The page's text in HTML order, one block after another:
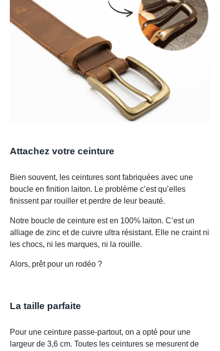
Attachez votre ceinture
Bien souvent, les ceintures sont fabriquées avec une
boucle en finition laiton. Le problème c’est qu’elles
finissent par rouiller et perdre de leur beauté.
Notre boucle de ceinture est en 100% laiton. C’est un
alliage de zinc et de cuivre ultra résistant. Elle ne craint ni
les chocs, ni les marques, ni la rouille.
Alors, prêt pour un rodéo ?
La taille parfaite
Pour une ceinture passe-partout, on a opté pour une
largeur de 3,6 cm. Toutes les ceintures se mesurent de